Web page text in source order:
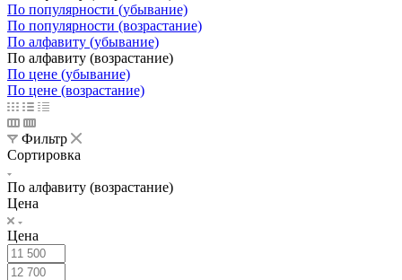
По популярности (убывание)
По популярности (возрастание)
По алфавиту (убывание)
По алфавиту (возрастание)
По цене (убывание)
По цене (возрастание)
Фильтр
Сортировка
По алфавиту (возрастание)
Цена
Цена